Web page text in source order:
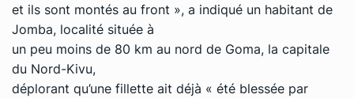
et ils sont montés au front », a indiqué un habitant de
Jomba, localité située à
un peu moins de 80 km au nord de Goma, la capitale
du Nord-Kivu,
déplorant qu’une fillette ait déjà « été blessée par